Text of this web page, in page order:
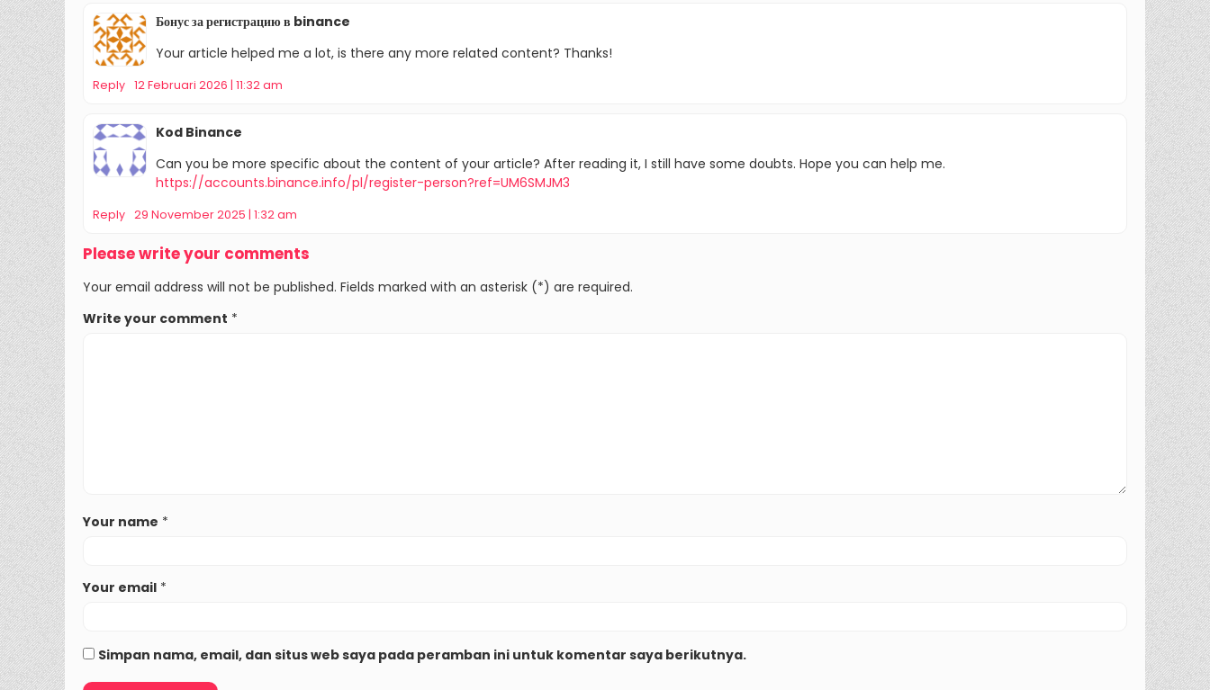
Бонус за регистрацию в binance
Your article helped me a lot, is there any more related content? Thanks!
Reply 12 Februari 2026 | 11:32 am
Kod Binance
Can you be more specific about the content of your article? After reading it, I still have some doubts. Hope you can help me.
https://accounts.binance.info/pl/register-person?ref=UM6SMJM3
Reply 29 November 2025 | 1:32 am
Please write your comments
Your email address will not be published. Fields marked with an asterisk (*) are required.
Write your comment *
Your name *
Your email *
Simpan nama, email, dan situs web saya pada peramban ini untuk komentar saya berikutnya.